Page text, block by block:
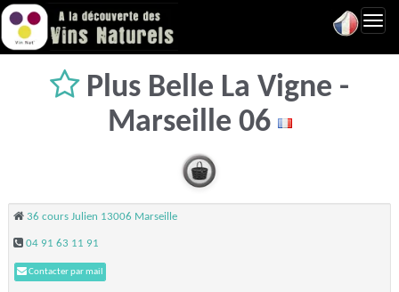
Plus Belle La Vigne -
Marseille 06
36 cours Julien 13006 Marseille
04 91 63 11 91
Contacter par mail